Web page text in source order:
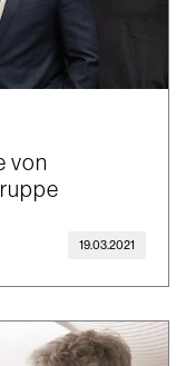
von
19.03.2021